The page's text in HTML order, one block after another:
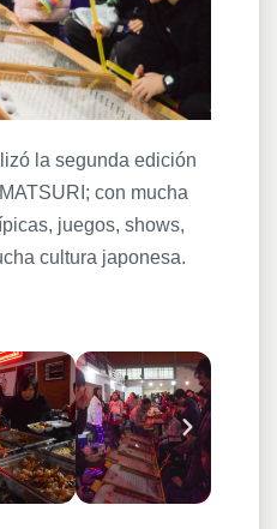
la segunda edición
con mucha
juegos, shows,
cultura japonesa.